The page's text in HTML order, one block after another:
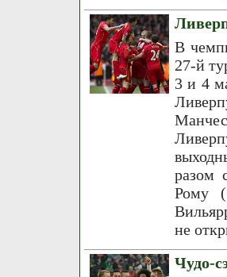
В
27-й
3 и 4
разом
Рому
не
Чудо-